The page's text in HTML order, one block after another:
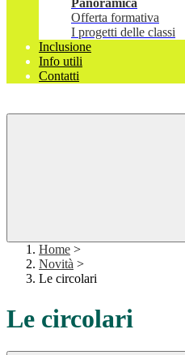
Panoramica
Offerta formativa
I progetti delle classi
Inclusione
Info utili
Contatti
Home >
Novità >
Le circolari
Le circolari